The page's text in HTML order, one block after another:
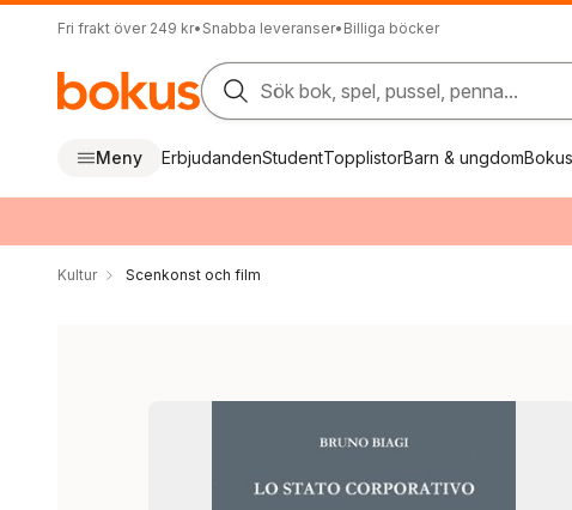
Fri frakt över 249 kr• Snabba leveranser• Billiga böcker
Sök bok, spel, pussel, penna...
Meny ErbjudandenStudentTopplistorBarn & ungdom
Kultur Scenkonst och film